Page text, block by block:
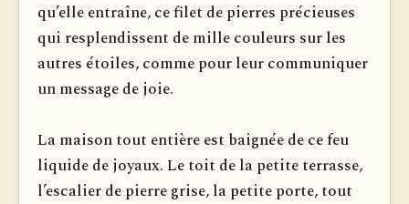
qu’elle entraîne, ce filet de pierres précieuses
qui resplendissent de mille couleurs sur les
autres étoiles, comme pour leur communiquer
un message de joie.
La maison tout entière est baignée de ce feu
liquide de joyaux. Le toit de la petite terrasse,
l’escalier de pierre grise, la petite porte, tout